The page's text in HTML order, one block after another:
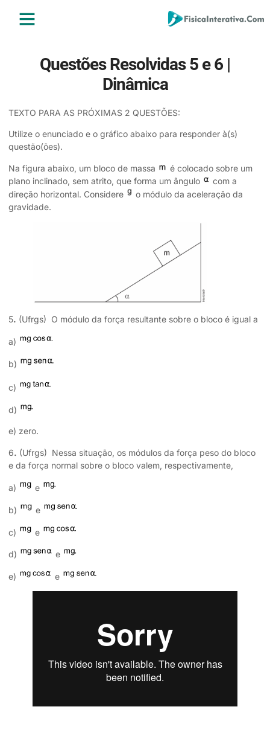
Questões Resolvidas 5 e 6 |
Dinâmica
TEXTO PARA AS PRÓXIMAS 2 QUESTÕES:
Utilize o enunciado e o gráfico abaixo para responder à(s)
questão(ões).
Na figura abaixo, um bloco de massa
é colocado sobre um
plano inclinado, sem atrito, que forma um ângulo
com a
direção horizontal. Considere
o módulo da aceleração da
gravidade.
5. (Ufrgs) O módulo da força resultante sobre o bloco é igual a
a)
b)
c)
d)
e) zero.
6. (Ufrgs) Nessa situação, os módulos da força peso do bloco
e da força normal sobre o bloco valem, respectivamente,
a) e
b) e
c) e
d) e
e) e